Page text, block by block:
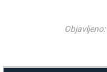
Objavljeno: